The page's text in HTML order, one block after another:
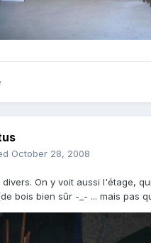
October 28, 2008
On y voit aussi l'étage,
bois bien sûr -_- ... mais pas